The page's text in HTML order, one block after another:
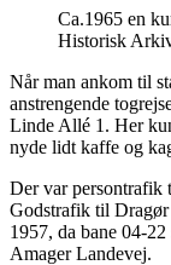
Ca.1965 en
Historisk
Når man ankom til
anstrengende
Linde Allé 1. Her
nyde lidt kaffe og
Der var persontrafik
Godstrafik til Dragør
1957, da bane 04-
Amager Landevej.